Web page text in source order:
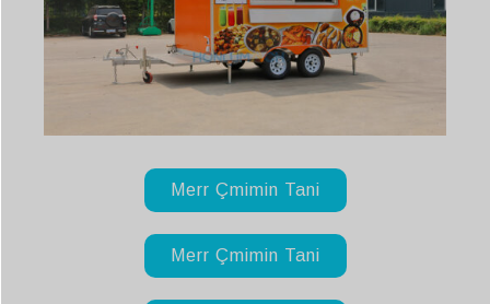
Merr Çmimin Tani
Merr Çmimin Tani